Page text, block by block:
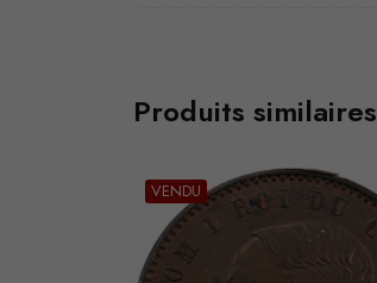
Produits similaires